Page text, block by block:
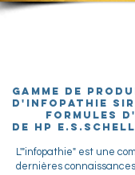
Gamme de
d'infopathie
Formules
de HP
L'"infopathie" est une
dernières